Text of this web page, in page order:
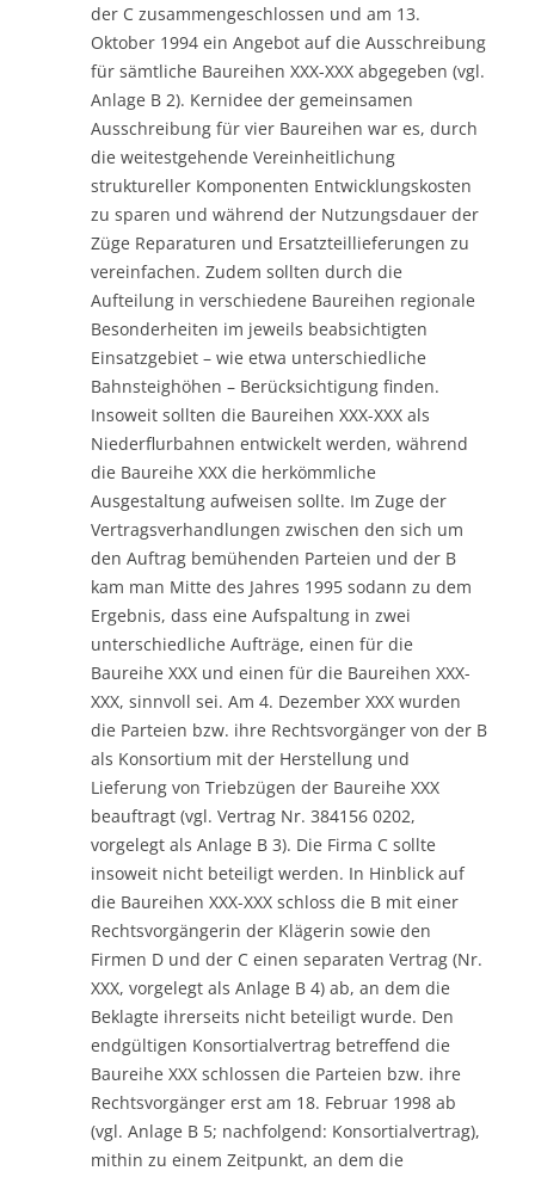
der C zusammengeschlossen und am 13.
Oktober 1994 ein Angebot auf die Ausschreibung
für sämtliche Baureihen XXX-XXX abgegeben (vgl.
Anlage B 2). Kernidee der gemeinsamen
Ausschreibung für vier Baureihen war es, durch
die weitestgehende Vereinheitlichung
struktureller Komponenten Entwicklungskosten
zu sparen und während der Nutzungsdauer der
Züge Reparaturen und Ersatzteillieferungen zu
vereinfachen. Zudem sollten durch die
Aufteilung in verschiedene Baureihen regionale
Besonderheiten im jeweils beabsichtigten
Einsatzgebiet – wie etwa unterschiedliche
Bahnsteighöhen – Berücksichtigung finden.
Insoweit sollten die Baureihen XXX-XXX als
Niederflurbahnen entwickelt werden, während
die Baureihe XXX die herkömmliche
Ausgestaltung aufweisen sollte. Im Zuge der
Vertragsverhandlungen zwischen den sich um
den Auftrag bemühenden Parteien und der B
kam man Mitte des Jahres 1995 sodann zu dem
Ergebnis, dass eine Aufspaltung in zwei
unterschiedliche Aufträge, einen für die
Baureihe XXX und einen für die Baureihen XXX-
XXX, sinnvoll sei. Am 4. Dezember XXX wurden
die Parteien bzw. ihre Rechtsvorgänger von der B
als Konsortium mit der Herstellung und
Lieferung von Triebzügen der Baureihe XXX
beauftragt (vgl. Vertrag Nr. 384156 0202,
vorgelegt als Anlage B 3). Die Firma C sollte
insoweit nicht beteiligt werden. In Hinblick auf
die Baureihen XXX-XXX schloss die B mit einer
Rechtsvorgängerin der Klägerin sowie den
Firmen D und der C einen separaten Vertrag (Nr.
XXX, vorgelegt als Anlage B 4) ab, an dem die
Beklagte ihrerseits nicht beteiligt wurde. Den
endgültigen Konsortialvertrag betreffend die
Baureihe XXX schlossen die Parteien bzw. ihre
Rechtsvorgänger erst am 18. Februar 1998 ab
(vgl. Anlage B 5; nachfolgend: Konsortialvertrag),
mithin zu einem Zeitpunkt, an dem die